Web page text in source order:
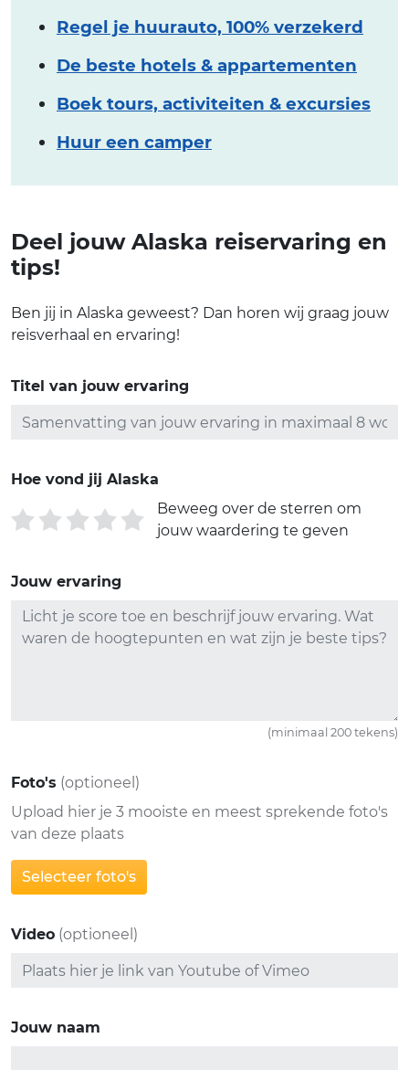
Regel je huurauto, 100% verzekerd
De beste hotels & appartementen
Boek tours, activiteiten & excursies
Huur een camper
Deel jouw Alaska reiservaring en
tips!
Ben jij in Alaska geweest? Dan horen wij graag jouw
reisverhaal en ervaring!
Titel van jouw ervaring
Hoe vond jij Alaska
Beweeg over de sterren om
jouw waardering te geven
Jouw ervaring
(minimaal 200 tekens)
Foto's (optioneel)
Upload hier je 3 mooiste en meest sprekende foto's
van deze plaats
Selecteer foto's
Video (optioneel)
Jouw naam